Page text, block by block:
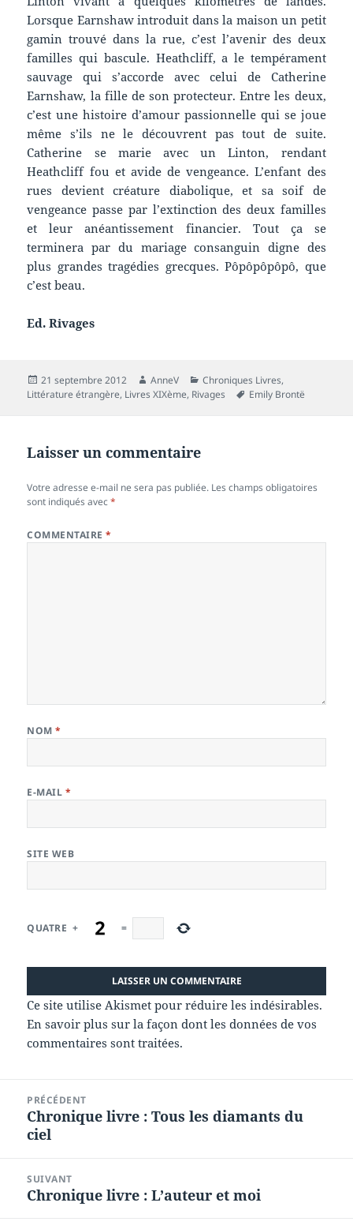
Lorsque Earnshaw introduit dans la maison un petit
gamin trouvé dans la rue, c’est l’avenir des deux
familles qui bascule. Heathcliff, a le tempérament
sauvage qui s’accorde avec celui de Catherine
Earnshaw, la fille de son protecteur. Entre les deux,
c’est une histoire d’amour passionnelle qui se joue
même s’ils ne le découvrent pas tout de suite.
Catherine se marie avec un Linton, rendant
Heathcliff fou et avide de vengeance. L’enfant des
rues devient créature diabolique, et sa soif de
vengeance passe par l’extinction des deux familles
et leur anéantissement financier. Tout ça se
terminera par du mariage consanguin digne des
plus grandes tragédies grecques. Pôpôpôpôpô, que
c’est beau.
Ed. Rivages
Publié
le
21 septembre 2012 Auteur
AnneV Catégories
Chroniques Livres,
Littérature étrangère, Livres XIXème, Rivages
Mots-
Emily Brontë
Laisser un commentaire
Votre adresse e-mail ne sera pas publiée. Les champs obligatoires
sont indiqués avec*
COMMENTAIRE*
NOM*
E-MAIL *
SITE WEB
QUATRE + =
Ce site utilise Akismet pour réduire les indésirables.
En savoir plus sur la façon dont les données de vos
commentaires sont traitées.
l’article
PRÉCÉDENT
Article
précédent :
Chronique livre : Tous les diamants du
ciel
SUIVANT
Article
Chronique livre : L’auteur et moi